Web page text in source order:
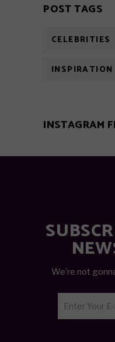
POST TAGS
CELEBRITIES
INSPIRATION
INSTAGRAM
We’re not